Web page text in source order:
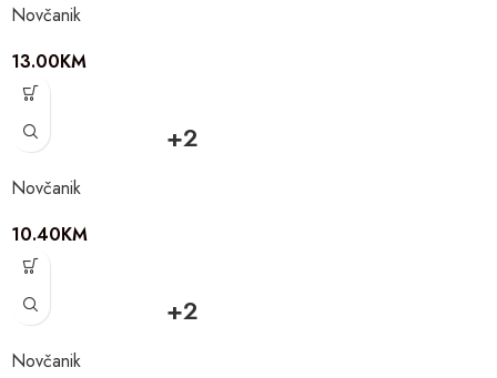
Novčanik
13.00KM
+2
Novčanik
10.40KM
+2
Novčanik